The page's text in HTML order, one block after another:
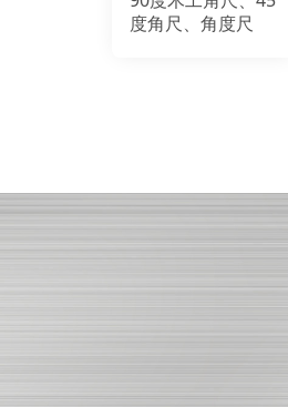
度角尺、角度尺